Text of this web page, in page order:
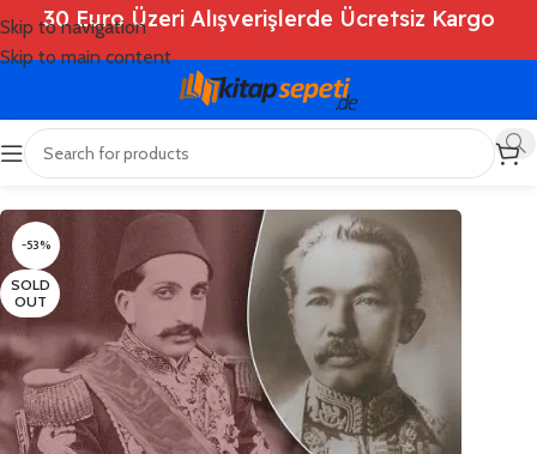
Skip to navigation
Skip to main content
30 Euro Üzeri Alışverişlerde Ücretsiz Kargo
Ana Sayfa Shop
-53%
SOLD
OUT